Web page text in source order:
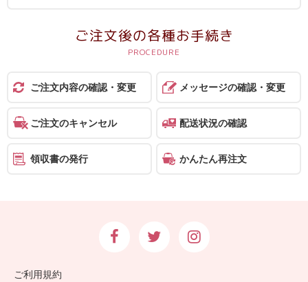
ご注文後の各種お手続き
ご注文内容の確認・変更 メッセージの確認・変更
ご注文のキャンセル 配送状況の確認
領収書の発行 かんたん再注文
ご利用規約